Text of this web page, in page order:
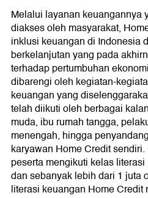
Melalui layanan keuangannya
diakses oleh masyarakat,
inklusi keuangan di Indonesia
berkelanjutan yang pada
terhadap pertumbuhan
dibarengi oleh kegiatan-
keuangan yang
telah diikuti oleh berbagai
muda, ibu rumah tangga,
menengah, hingga
karyawan Home Credit
peserta mengikuti kelas
dan sebanyak lebih dari 1 juta
literasi keuangan Home